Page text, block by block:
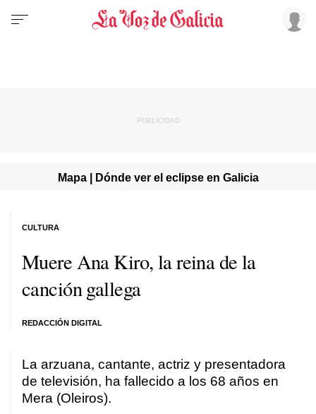
Mapa | Dónde ver el eclipse en Galicia
Muere Ana Kiro, la reina de la
canción gallega
REDACCIÓN DIGITAL
CULTURA
La arzuana, cantante, actriz y presentadora
de televisión, ha fallecido a los 68 años en
Mera (Oleiros).